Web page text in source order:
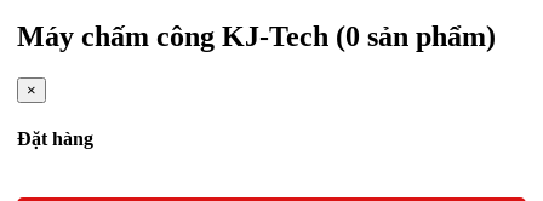
Máy chấm công KJ-Tech (0 sản phẩm)
×
Đặt hàng